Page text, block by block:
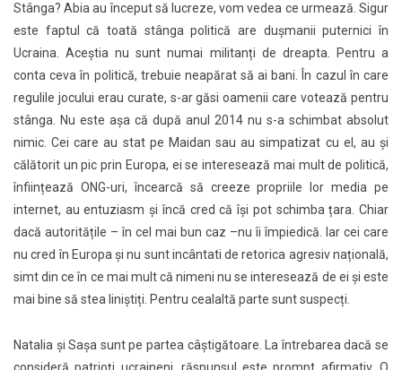
Stânga? Abia au început să lucreze, vom vedea ce urmează. Sigur
este faptul că toată stânga politică are dușmanii puternici în
Ucraina. Aceștia nu sunt numai militanți de dreapta. Pentru a
conta ceva în politică, trebuie neapărat să ai bani. În cazul în care
regulile jocului erau curate, s-ar găsi oamenii care votează pentru
stânga. Nu este așa că după anul 2014 nu s-a schimbat absolut
nimic. Cei care au stat pe Maidan sau au simpatizat cu el, au și
călătorit un pic prin Europa, ei se interesează mai mult de politică,
înființează ONG-uri, încearcă să creeze propriile lor media pe
internet, au entuziasm și încă cred că își pot schimba țara. Chiar
dacă autoritățile – în cel mai bun caz –nu îi împiedică. Iar cei care
nu cred în Europa și nu sunt incântati de retorica agresiv națională,
simt din ce în ce mai mult că nimeni nu se interesează de ei și este
mai bine să stea liniștiți. Pentru cealaltă parte sunt suspecți.
Natalia și Sașa sunt pe partea câștigătoare. La întrebarea dacă se